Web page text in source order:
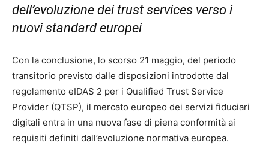
dell’evoluzione dei trust services verso i
nuovi standard europei
Con la conclusione, lo scorso 21 maggio, del periodo
transitorio previsto dalle disposizioni introdotte dal
regolamento eIDAS 2 per i Qualified Trust Service
Provider (QTSP), il mercato europeo dei servizi fiduciari
digitali entra in una nuova fase di piena conformità ai
requisiti definiti dall’evoluzione normativa europea.